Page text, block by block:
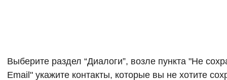
Выберите раздел “Диалоги”, возле пункта "Не
Email" укажите контакты, которые вы не хотите